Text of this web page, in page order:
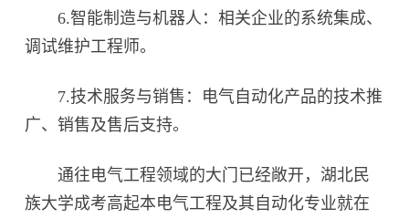
6.智能制造与机器人：相关企业的系统集成、
调试维护工程师。
7.技术服务与销售：电气自动化产品的技术推
广、销售及售后支持。
通往电气工程领域的大门已经敞开，湖北民
族大学成考高起本电气工程及其自动化专业就在